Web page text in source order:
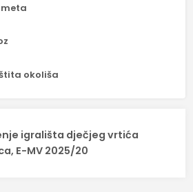
okoliša
igrališta dječjeg vrtića
E-MV 2025/20